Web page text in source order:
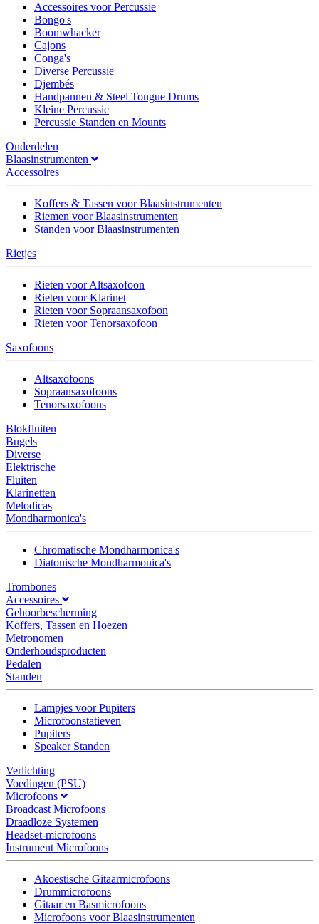
Accessoires voor Percussie
Bongo's
Boomwhacker
Cajons
Conga's
Diverse Percussie
Djembés
Handpannen & Steel Tongue Drums
Kleine Percussie
Percussie Standen en Mounts
Onderdelen
Blaasinstrumenten
Accessoires
Koffers & Tassen voor Blaasinstrumenten
Riemen voor Blaasinstrumenten
Standen voor Blaasinstrumenten
Rietjes
Rieten voor Altsaxofoon
Rieten voor Klarinet
Rieten voor Sopraansaxofoon
Rieten voor Tenorsaxofoon
Saxofoons
Altsaxofoons
Sopraansaxofoons
Tenorsaxofoons
Blokfluiten
Bugels
Diverse
Elektrische
Fluiten
Klarinetten
Melodicas
Mondharmonica's
Chromatische Mondharmonica's
Diatonische Mondharmonica's
Trombones
Accessoires
Gehoorbescherming
Koffers, Tassen en Hoezen
Metronomen
Onderhoudsproducten
Pedalen
Standen
Lampjes voor Pupiters
Microfoonstatieven
Pupiters
Speaker Standen
Verlichting
Voedingen (PSU)
Microfoons
Broadcast Microfoons
Draadloze Systemen
Headset-microfoons
Instrument Microfoons
Akoestische Gitaarmicrofoons
Drummicrofoons
Gitaar en Basmicrofoons
Microfoons voor Blaasinstrumenten